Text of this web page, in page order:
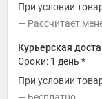
При условии
Рассчитает
Курьерская
Сроки: 1 день *
При условии